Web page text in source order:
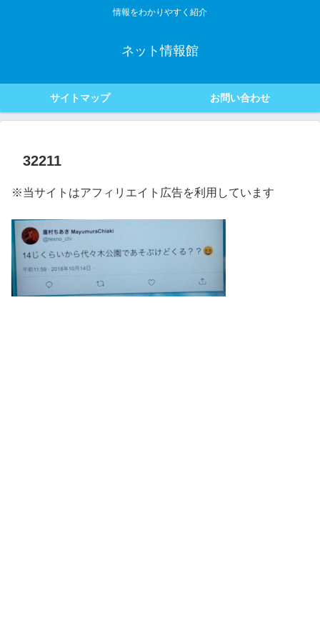
情報をわかりやすく紹介
ネット情報館
サイトマップ お問い合わせ
32211
※当サイトはアフィリエイト広告を利用しています